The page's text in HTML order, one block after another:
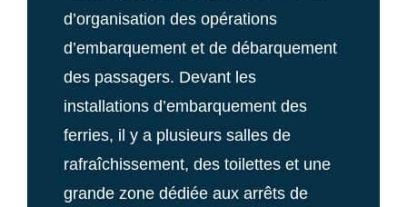
d’organisation des opérations
d’embarquement et de débarquement
des passagers. Devant les
installations d’embarquement des
ferries, il y a plusieurssalles de
rafraîchissement, des toilettes et une
grande zone dédiée auxarrêts de